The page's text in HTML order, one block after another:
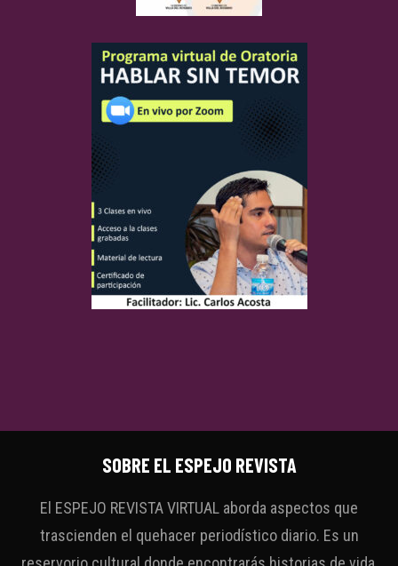
SOBRE EL ESPEJO REVISTA
El ESPEJO REVISTA VIRTUAL aborda aspectos que
trascienden el quehacer periodístico diario. Es un